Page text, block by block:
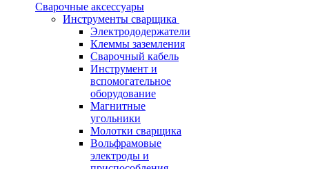
Сварочные аксессуары
Инструменты сварщика
Электрододержатели
Клеммы заземления
Сварочный кабель
Инструмент и
вспомогательное
оборудование
Магнитные
угольники
Молотки сварщика
Вольфрамовые
электроды и